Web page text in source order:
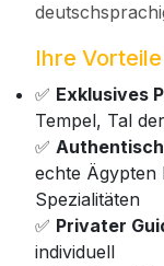
Ihre
✅ Exklusives
Tempel, Tal
✅
echte Ägypten
Spezialitäten
✅ Privater
individuell